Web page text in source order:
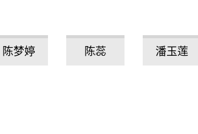
陈梦婷 陈蕊 潘玉莲